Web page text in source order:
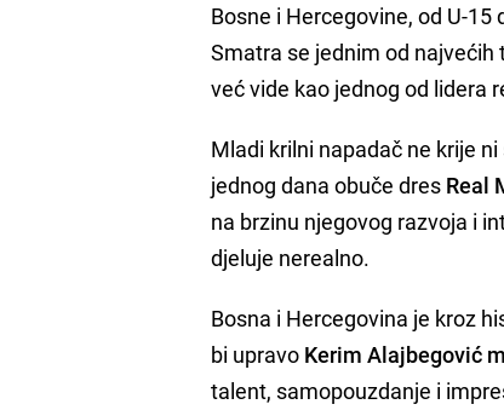
Bosne i Hercegovine, od U-
Smatra se jednim od
već vide kao jednog od lidera
Mladi krilni napadač ne krije
jednog dana obuče dres Real
na brzinu njegovog razvoja i
djeluje nerealno.
Bosna i Hercegovina je kroz
bi upravo Kerim Alajbegović
talent, samopouzdanje i